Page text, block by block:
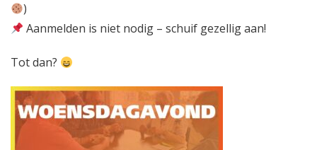
)
Aanmelden is niet nodig – schuif gezellig aan!
Tot dan?